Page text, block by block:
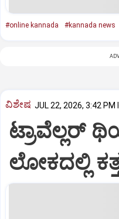
#online kannada #kannada news
ವಿಶೇಷ JUL 22, 2026, 3:42 PM
ಟ್ರಾವೆಲ್ಲರ್‌
ಲೋಕದಲ್ಲಿ